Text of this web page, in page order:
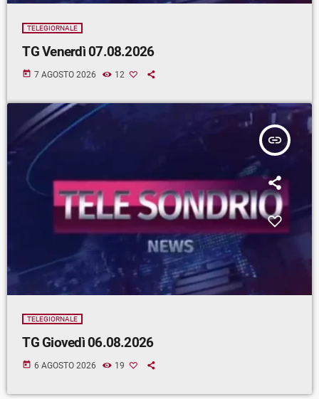
TELEGIORNALE
TG Venerdì 07.08.2026
today 7 AGOSTO 2026 12
insert_link
TELEGIORNALE
TG Giovedì 06.08.2026
today 6 AGOSTO 2026 19